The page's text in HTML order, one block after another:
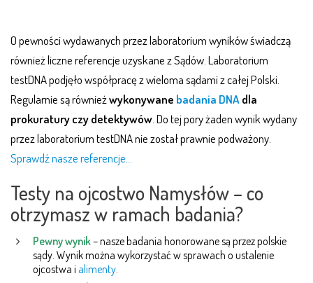
O pewności wydawanych przez laboratorium wyników świadczą
również liczne referencje uzyskane z Sądów. Laboratorium
testDNA podjęło współpracę z wieloma sądami z całej Polski.
Regularnie są równieżwykonywane badania DNA dla
prokuratury czy detektywów . Do tej pory żaden wynik wydany
przez laboratorium testDNA nie został prawnie podważony.
Sprawdź nasze referencje…
Testy na ojcostwo Namysłów – co
otrzymasz w ramach badania?
Pewny wynik– nasze badania honorowane są przez polskie
sądy. Wynik można wykorzystać w sprawach o ustalenie
ojcostwa i alimenty